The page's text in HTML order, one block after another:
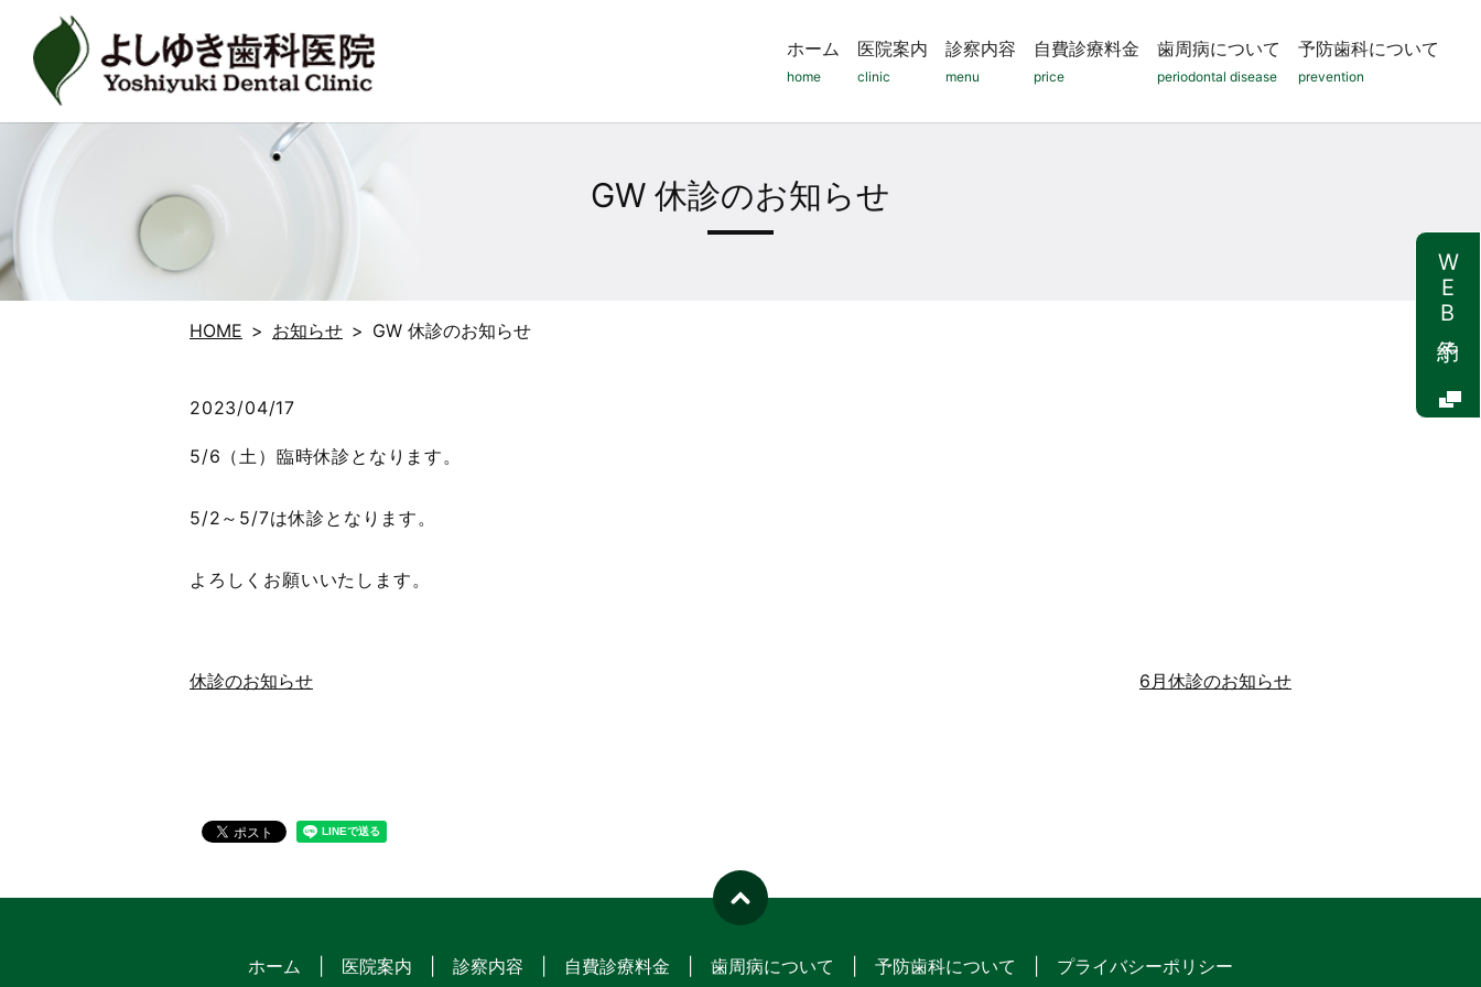
ホーム
home
医院案内
clinic
診察内容
menu
自費診療料金
price
歯周病について
periodontal disease
予防歯科について
prevention
WEB予約
GW 休診のお知らせ
HOME お知らせ GW 休診のお知らせ
2023/04/17
5/6（土）臨時休診となります。
5/2～5/7は休診となります。
よろしくお願いいたします。
休診のお知らせ 6月休診のお知らせ
ホーム 医院案内 診察内容 自費診療料金 歯周病について 予防歯科について プライバシーポリシー